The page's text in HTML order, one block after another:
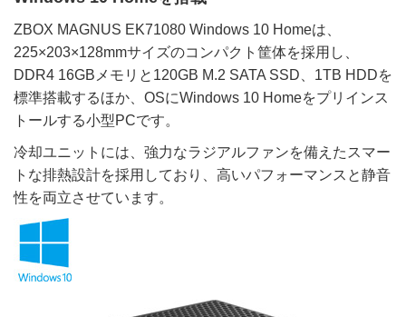
ZBOX MAGNUS EK71080 Windows 10 Homeは、
225×203×128mmサイズのコンパクト筐体を採用し、
DDR4 16GBメモリと120GB M.2 SATA SSD、1TB HDDを
標準搭載するほか、OSにWindows 10 Homeをプリインス
トールする小型PCです。
冷却ユニットには、強力なラジアルファンを備えたスマー
トな排熱設計を採用しており、高いパフォーマンスと静音
性を両立させています。